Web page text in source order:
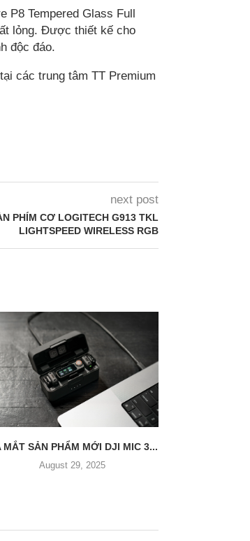
Tempered Glass Full
lỏng. Được thiết kế cho
độc đáo.
các trung tâm TT Premium
next post
PHÍM CƠ LOGITECH G913 TKL
LIGHTSPEED WIRELESS RGB
MẮT SẢN PHẨM MỚI DJI MIC 3...
August 29, 2025